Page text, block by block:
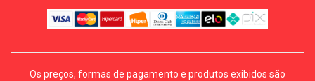
Os preços, formas de pagamento e produtos exibidos são